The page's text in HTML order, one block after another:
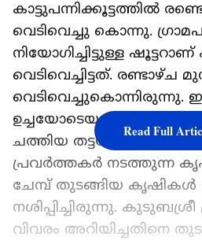
കാട്ടുപന്നിക്കൂട്ടത്തിൽ
വെടിവെച്ചു കൊന്നു.
നിയോഗിച്ചിട്ടുള്ള ഷൂട്ടറാണ്
വെടിവെച്ചിട്ടത്. രണ്ടാഴ്ച
വെടിവെച്ചുകൊന്നിരുന്നു.
ഉച്ചയോടെയായിരുന്നു
ചത്തിയ തട്ടയ്ക്കാട്ട്
പ്രവർത്തകർ നടത്തുന്ന
ചേമ്പ് തുടങ്ങിയ കൃഷികൾ
നശിപ്പിച്ചിരുന്നു.
വിവരം അറിയിച്ചതിനെ
Read Full